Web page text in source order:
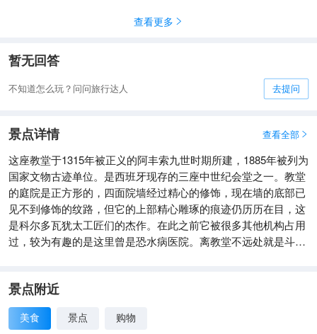
查看更多 
暂无回答
不知道怎么玩？问问旅行达人 去提问
景点详情 查看全部 
这座教堂于1315年被正义的阿丰索九世时期所建，1885年被列为
国家文物古迹单位。是西班牙现存的三座中世纪会堂之一。教堂
的庭院是正方形的，四面院墙经过精心的修饰，现在墙的底部已
见不到修饰的纹路，但它的上部精心雕琢的痕迹仍历历在目，这
是科尔多瓦犹太工匠们的杰作。在此之前它被很多其他机构占用
过，较为有趣的是这里曾是恐水病医院。离教堂不远处就是斗牛
景点附近
美食 景点 购物